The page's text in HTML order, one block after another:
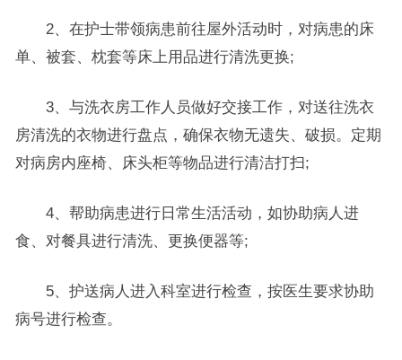
2、在护士带领病患前往屋外活动时，对病患的床
单、被套、枕套等床上用品进行清洗更换;
3、与洗衣房工作人员做好交接工作，对送往洗衣
房清洗的衣物进行盘点，确保衣物无遗失、破损。定期
对病房内座椅、床头柜等物品进行清洁打扫;
4、帮助病患进行日常生活活动，如协助病人进
食、对餐具进行清洗、更换便器等;
5、护送病人进入科室进行检查，按医生要求协助
病号进行检查。